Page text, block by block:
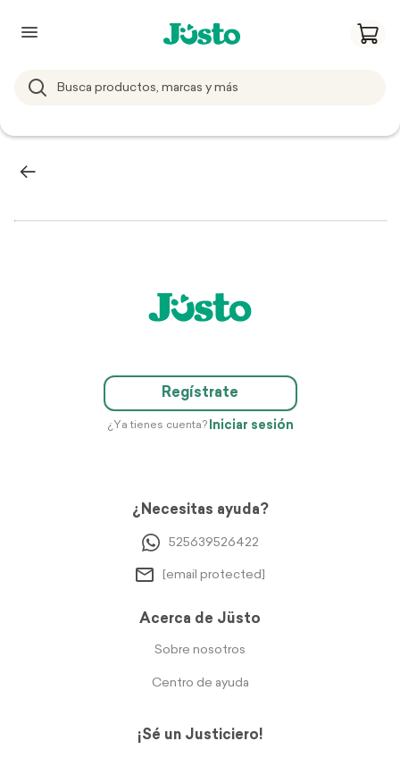
Regístrate
¿Ya tienes cuenta? Iniciar sesión
¿Necesitas ayuda?
525639526422
[email protected]
Acerca de Jüsto
Sobre nosotros
Centro de ayuda
¡Sé un Justiciero!